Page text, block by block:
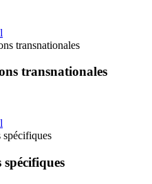
transnationales
transnationales
spécifiques